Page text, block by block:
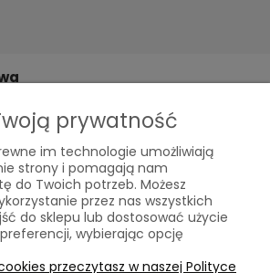
prywatność
im technologie umożliwiają
strony i pomagają nam
do Twoich potrzeb. Możesz
przez nas wszystkich
do sklepu lub dostosować użycie
wybierając opcję
przeczytasz w naszej Polityce